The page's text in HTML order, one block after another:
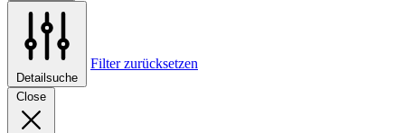
Detailsuche
Filter zurücksetzen
Close